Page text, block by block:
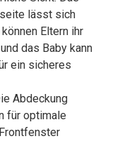
lässt sich
Eltern ihr
das Baby kann
ein sicheres
Abdeckung
für optimale